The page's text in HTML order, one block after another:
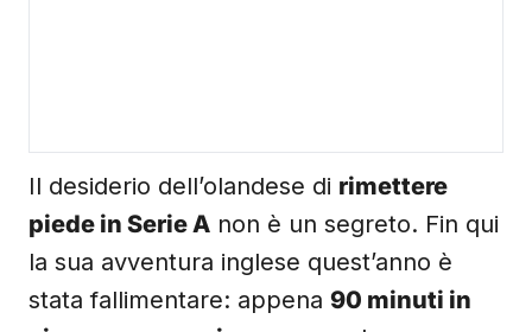
Il desiderio dell’olandese di rimettere
piede in Serie A non è un segreto. Fin qui
la sua avventura inglese quest’anno è
stata fallimentare: appena 90 minuti in